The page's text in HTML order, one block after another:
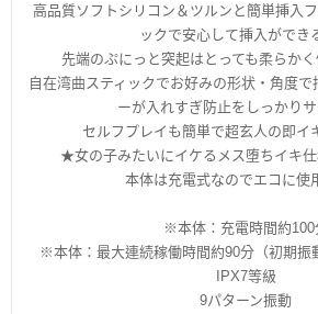
高品質ソフトシリコン＆ツルンと簡単挿入
ックで安心して挿入ができ
先端のぷにっと突起はとっても柔らかく
自在湾曲スティックでお好みの形状・角度
ーが入れすぎ防止をしっかりサ
セルフプレイも簡単で超玄人の即イ
★女の子みたいにイケるメス堕ちイキ仕
本体は充電式なのでエコに使
※本体：充電時間約100
※本体：最大連続稼働時間約90分（初期振
IPX7等級
9パターン振動